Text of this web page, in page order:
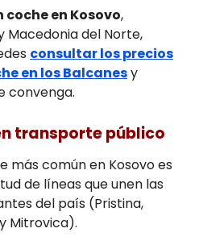
en Kosovo,
Macedonia del Norte,
consultar los precios
en los Balcanesy
convenga.
transporte público
más común en Kosovo es
de líneas que unen las
del país (Pristina,
Mitrovica).